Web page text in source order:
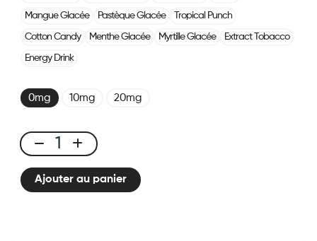
Mangue Glacée Pastèque Glacée Tropical Punch
Cotton Candy Menthe Glacée Myrtille Glacée Extract Tobacco
Energy Drink
0mg 10mg 20mg
X-
BAR
650Ajouter au panier